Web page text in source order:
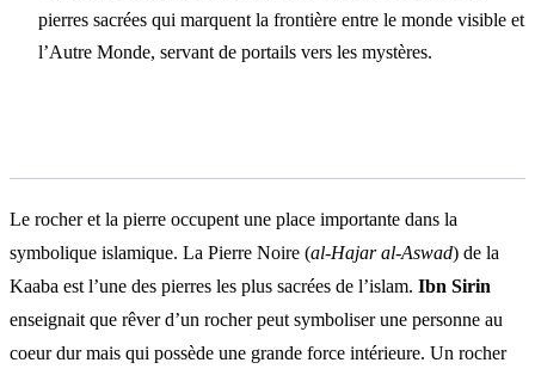
pierres sacrées qui marquent la frontière entre le monde visible et
l’Autre Monde, servant de portails vers les mystères.
Le rocher et la pierre occupent une place importante dans la
symbolique islamique. La Pierre Noire (al-Hajar al-Aswad) de la
Kaaba est l’une des pierres les plus sacrées de l’islam. Ibn Sirin
enseignait que rêver d’un rocher peut symboliser une personne au
coeur dur mais qui possède une grande force intérieure. Un rocher